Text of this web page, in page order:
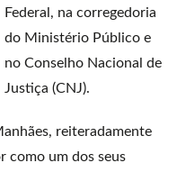
Federal, na corregedoria
do Ministério Público e
no Conselho Nacional de
Justiça (CNJ).
reiteradamente
como um dos seus